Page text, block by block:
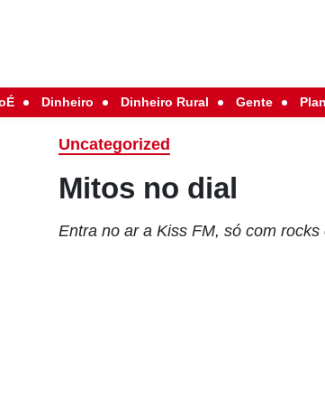
Dinheiro Dinheiro Rural Gente
Uncategorized
Mitos no dial
Entra no ar a Kiss FM, só com rocks